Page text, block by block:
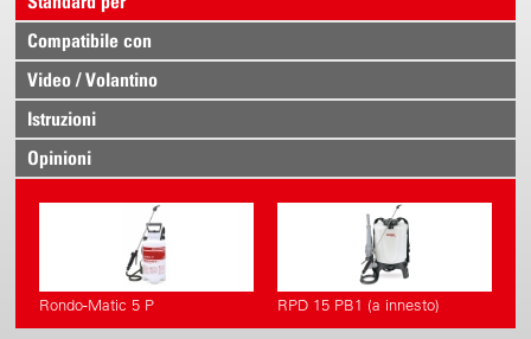
Compatibile con
Video / Volantino
Istruzioni
Opinioni
Rondo-Matic 5 P RPD 15 PB1 (a innesto)